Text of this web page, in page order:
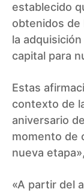
establecido
obtenidos de
la
capital para
Estas
contexto de
aniversario
momento de
nueva
«A partir del